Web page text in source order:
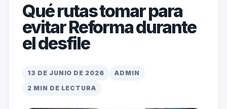
Qué rutas tomar para
evitar Reforma durante
el desfile
13 DE JUNIO DE 2026
ADMIN
2 MIN DE LECTURA